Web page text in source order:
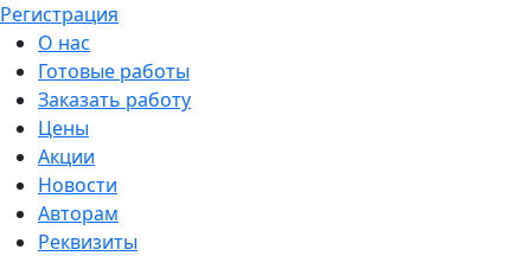
Регистрация
О нас
Готовые работы
Заказать работу
Цены
Акции
Новости
Авторам
Реквизиты